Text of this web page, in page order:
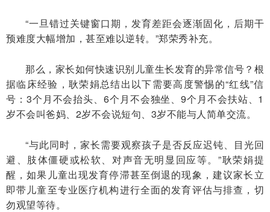
“一旦错过关键窗口期，发育差距会逐渐固化，后期干
预难度大幅增加，甚至难以逆转。”郑荣秀补充。
那么，家长如何快速识别儿童生长发育的异常信号？根
据临床经验，耿荣娟总结出以下需要高度警惕的“红线”信
号：3个月不会抬头、6个月不会独坐、9个月不会扶站、1
岁不会叫爸妈、2岁不会说短句、3岁不能与人简单交流。
“与此同时，家长需要观察孩子是否反应迟钝、目光回
避、肢体僵硬或松软、对声音无明显回应等。”耿荣娟提
醒，如果儿童出现发育停滞甚至倒退的现象，建议家长立
即带儿童至专业医疗机构进行全面的发育评估与排查，切
勿观望等待。